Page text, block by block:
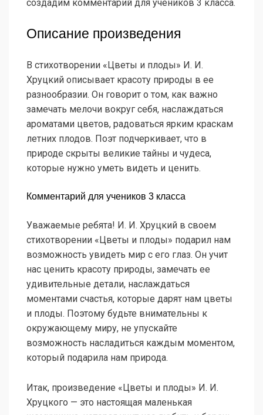
создадим комментарий для учеников 3 класса.
Описание произведения
В стихотворении «Цветы и плоды» И. И.
Хруцкий описывает красоту природы в ее
разнообразии. Он говорит о том, как важно
замечать мелочи вокруг себя, наслаждаться
ароматами цветов, радоваться ярким краскам
летних плодов. Поэт подчеркивает, что в
природе скрыты великие тайны и чудеса,
которые нужно уметь видеть и ценить.
Комментарий для учеников 3 класса
Уважаемые ребята! И. И. Хруцкий в своем
стихотворении «Цветы и плоды» подарил нам
возможность увидеть мир с его глаз. Он учит
нас ценить красоту природы, замечать ее
удивительные детали, наслаждаться
моментами счастья, которые дарят нам цветы
и плоды. Поэтому будьте внимательны к
окружающему миру, не упускайте
возможность насладиться каждым моментом,
который подарила нам природа.
Итак, произведение «Цветы и плоды» И. И.
Хруцкого — это настоящая маленькая